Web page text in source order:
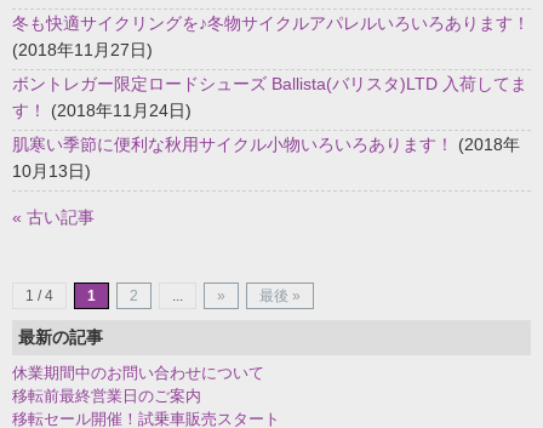
冬も快適サイクリングを♪冬物サイクルアパレルいろいろあります！
(2018年11月27日)
ボントレガー限定ロードシューズ Ballista(バリスタ)LTD 入荷してま
す！
(2018年11月24日)
肌寒い季節に便利な秋用サイクル小物いろいろあります！
(2018年
10月13日)
« 古い記事
1 / 4 1 2 ... » 最後 »
最新の記事
休業期間中のお問い合わせについて
移転前最終営業日のご案内
移転セール開催！試乗車販売スタート